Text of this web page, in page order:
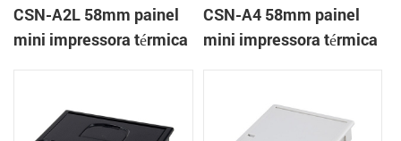
CSN-A2L 58mm painel
mini impressora térmica
CSN-A4 58mm painel
mini impressora térmica